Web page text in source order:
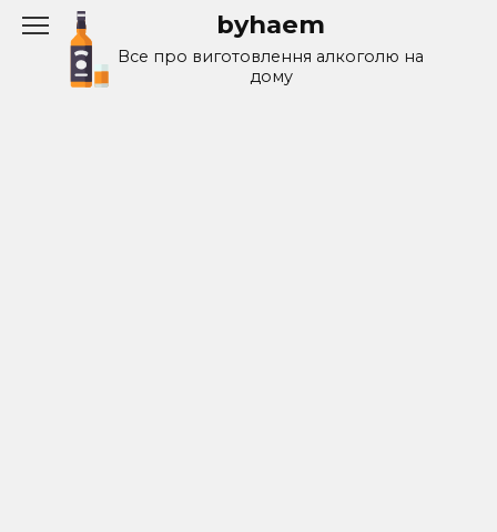
Перейти
содержанию
byhaem
Все про виготовлення алкоголю на
дому